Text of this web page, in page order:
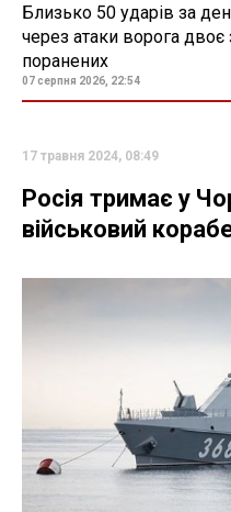
Близько 50 ударів за
через атаки ворога двоє
поранених
07 серпня 2026, 22:54
17 травня 2024, 08:49
Росія тримає у
військовий